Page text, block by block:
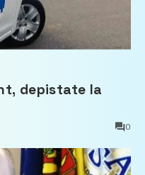
depistate la
0